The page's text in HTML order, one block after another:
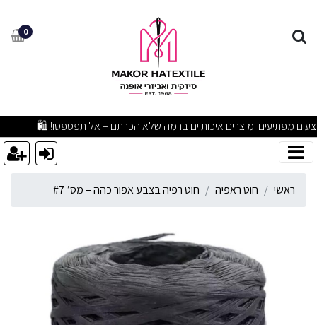
חוט רפיה בצבע אפור כהה – 0
מבצעים מפתיעים ומוצרים איכותיים ברמה שלא הכרתם – אל
ראשי חוט ראפיה חוט רפיה בצבע אפור כהה – מס’ #7